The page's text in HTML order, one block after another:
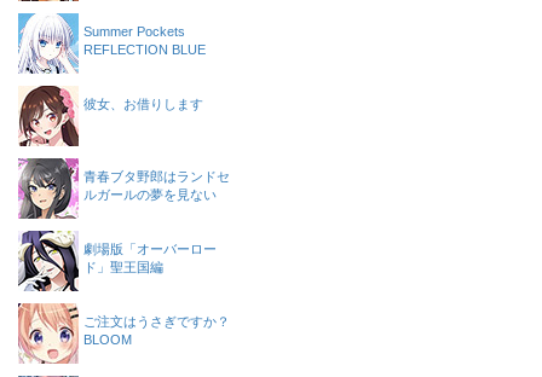
Summer Pockets
REFLECTION BLUE
彼女、お借りします
青春ブタ野郎はランドセ
ルガールの夢を見ない
劇場版「オーバーロー
ド」聖王国編
ご注文はうさぎですか？
BLOOM